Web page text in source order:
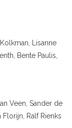
Lisanne
Bente Paulis,
Veen, Sander de
Ralf Rienks